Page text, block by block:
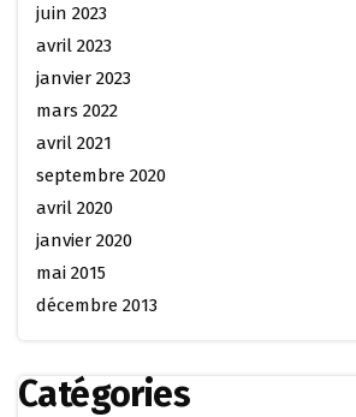
juin 2023
avril 2023
janvier 2023
mars 2022
avril 2021
septembre 2020
avril 2020
janvier 2020
mai 2015
décembre 2013
Catégories